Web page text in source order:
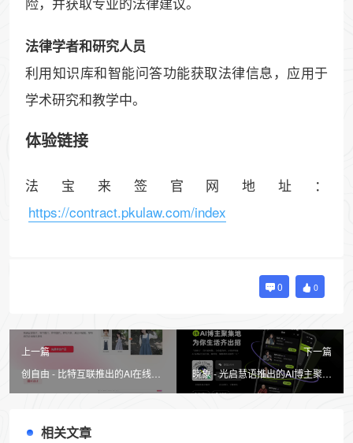
法律学者和研究人员
利用知识库和智能问答功能获取法律信息，应用于
学术研究和教学中。
体验链接
法宝来签官网地址：
https://contract.pkulaw.com/index
0 0
上一篇
创自由 - 比特互联推出的AI在线工
下一篇
晓象 - 光启慧语推出的AI博主聚集
相关文章